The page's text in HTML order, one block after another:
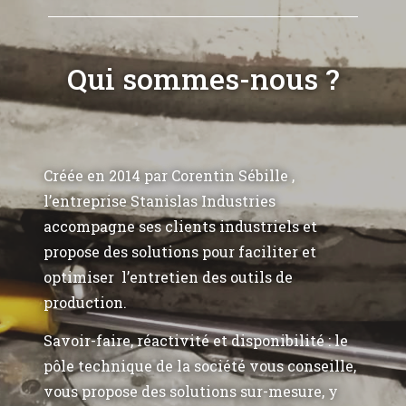
Qui sommes-nous ?
Créée en 2014 par Corentin Sébille ,
l’entreprise Stanislas Industries
accompagne ses clients industriels et
propose des solutions pour faciliter et
optimiser l’entretien des outils de
production.
Savoir-faire, réactivité et disponibilité : le
pôle technique de la société vous conseille,
vous propose des solutions sur-mesure, y